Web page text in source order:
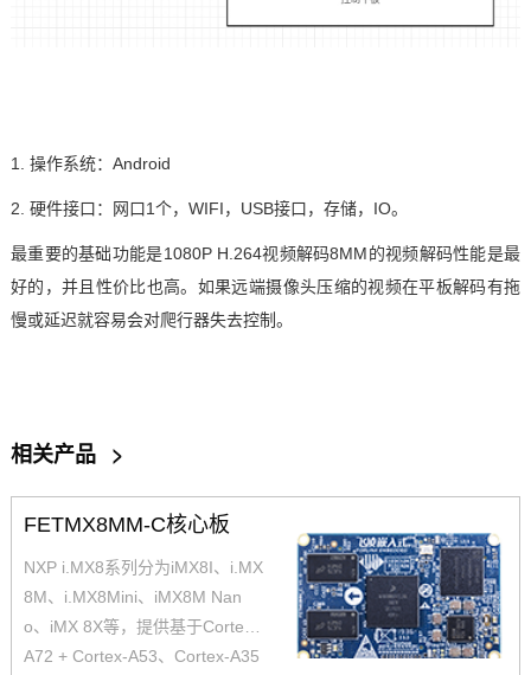
1. 操作系统： Android
2. 硬件接口：网口1个，WIFI，USB接口，存储，IO。
最重要的基础功能是1080P H.264视频解码8MM的视频解码性能是最
好的，并且性价比也高。如果远端摄像头压缩的视频在平板解码有拖
慢或延迟就容易会对爬行器失去控制。
相关产品 >
FETMX8MM-C核心板
NXP i.MX8系列分为iMX8I、i.MX
8M、i.MX8Mini、iMX8M Nan
o、iMX 8X等，提供基于Cortex-
A72 + Cortex-A53、Cortex-A35